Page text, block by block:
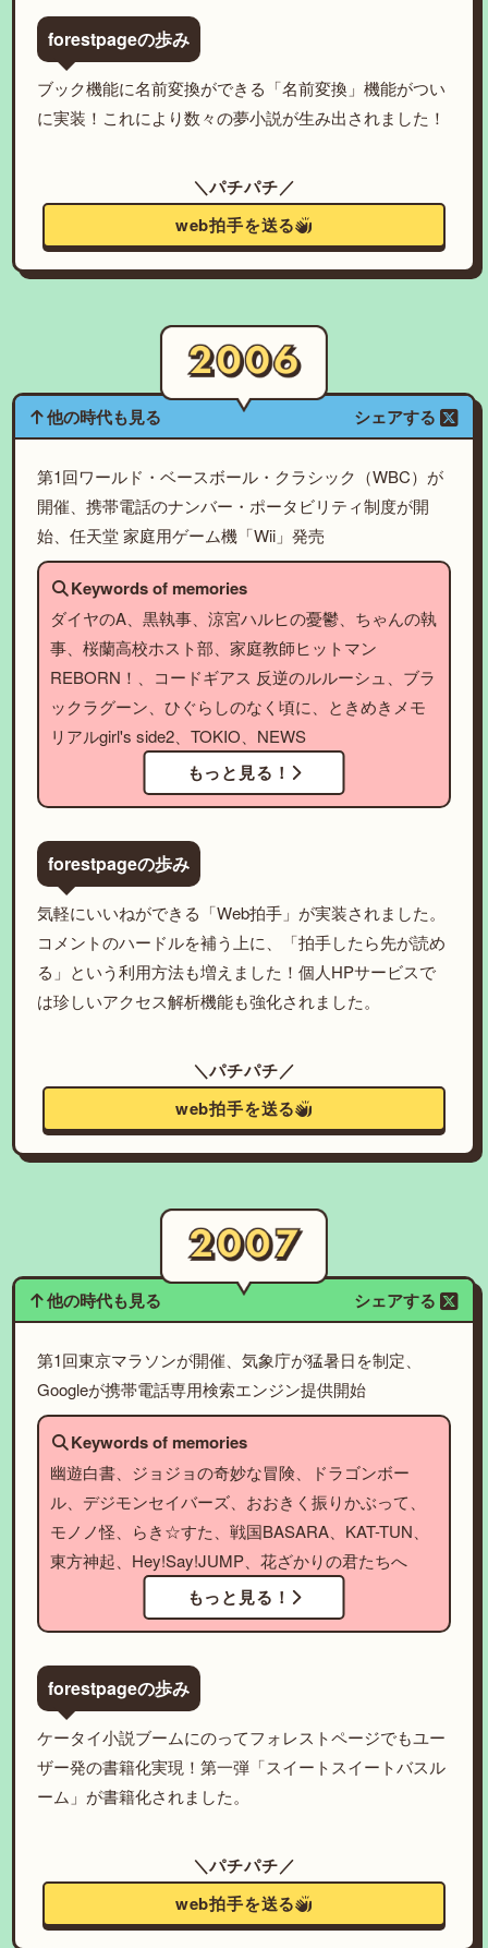
forestpageの歩み
ブック機能に名前変換ができる「名前変換」機能がつい
に実装！これにより数々の夢小説が生み出されました！
＼パチパチ／
web拍手を送る
他の時代も見る シェアする
第1回ワールド・ベースボール・クラシック（WBC）が
開催、携帯電話のナンバー・ポータビリティ制度が開
始、任天堂 家庭用ゲーム機「Wii」発売
Keywords of memories
ダイヤのA、黒執事、涼宮ハルヒの憂鬱、ちゃんの執
事、桜蘭高校ホスト部、家庭教師ヒットマン
REBORN！、コードギアス 反逆のルルーシュ、ブラ
ックラグーン、ひぐらしのなく頃に、ときめきメモ
リアルgirl's side2、TOKIO、NEWS
もっと見る！
forestpageの歩み
気軽にいいねができる「Web拍手」が実装されました。
コメントのハードルを補う上に、「拍手したら先が読め
る」という利用方法も増えました！個人HPサービスで
は珍しいアクセス解析機能も強化されました。
＼パチパチ／
web拍手を送る
他の時代も見る シェアする
第1回東京マラソンが開催、気象庁が猛暑日を制定、
Googleが携帯電話専用検索エンジン提供開始
Keywords of memories
幽遊白書、ジョジョの奇妙な冒険、ドラゴンボー
ル、デジモンセイバーズ、おおきく振りかぶって、
モノノ怪、らき☆すた、戦国BASARA、KAT-TUN、
東方神起、Hey!Say!JUMP、花ざかりの君たちへ
もっと見る！
forestpageの歩み
ケータイ小説ブームにのってフォレストページでもユー
ザー発の書籍化実現！第一弾「スイートスイートバスル
ーム」が書籍化されました。
＼パチパチ／
web拍手を送る